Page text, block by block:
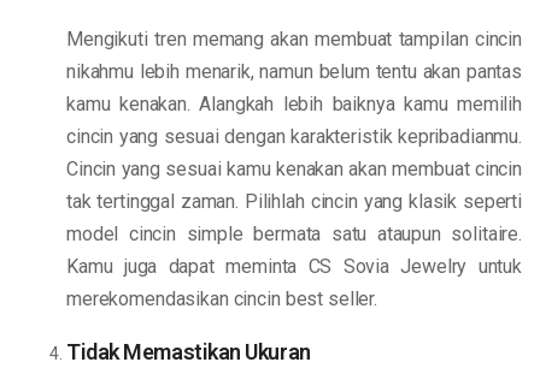
Mengikuti tren memang akan membuat tampilan cincin
nikahmu lebih menarik, namun belum tentu akan pantas
kamu kenakan. Alangkah lebih baiknya kamu memilih
cincin yang sesuai dengan karakteristik kepribadianmu.
Cincin yang sesuai kamu kenakan akan membuat cincin
tak tertinggal zaman. Pilihlah cincin yang klasik seperti
model cincin simple bermata satu ataupun solitaire.
Kamu juga dapat meminta CS Sovia Jewelry untuk
merekomendasikan cincin best seller.
Tidak Memastikan Ukuran